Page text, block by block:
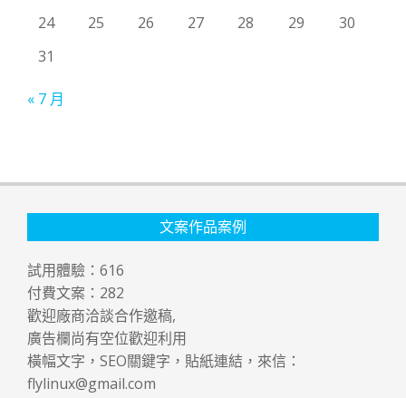
24
25 26 27 28 29
30
31
« 7 月
文案作品案例
試用體驗： 616
付費文案： 282
歡迎廠商洽談合作邀稿,
廣告欄尚有空位歡迎利用
橫幅文字，SEO關鍵字，貼紙連結，來信：
flylinux@gmail.com